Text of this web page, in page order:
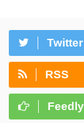
Twitter
RSS
Feedly